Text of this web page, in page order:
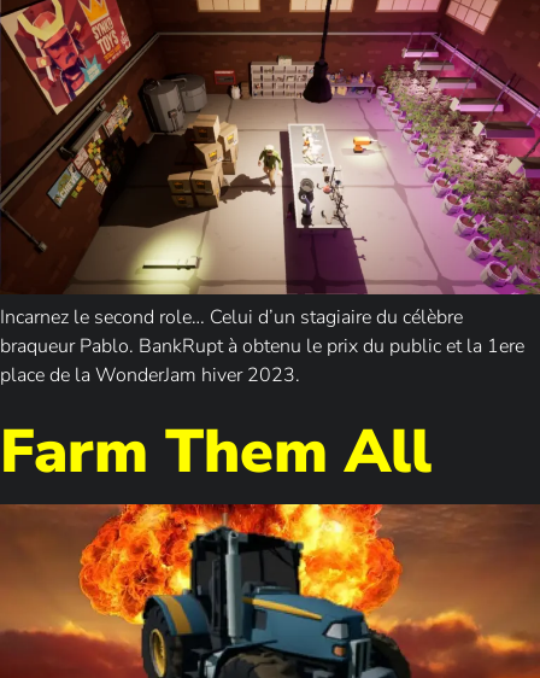
Incarnez le second role… Celui d’un stagiaire du célèbre
braqueur Pablo. BankRupt à obtenu le prix du public et la 1ere
place de la WonderJam hiver 2023.
Farm Them All